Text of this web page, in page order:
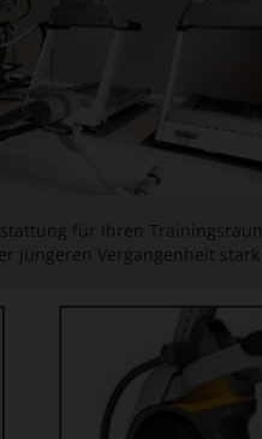
für Ihren
jüngeren Vergangenheit